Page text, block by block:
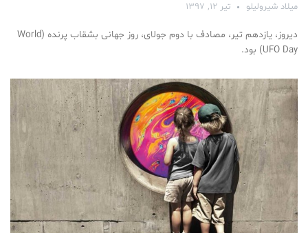
میلاد شیرولیلو تیر ۱۲, ۱۳۹۷
دیروز، یازدهم تیر، مصادف با دوم جولای، روز جهانی بشقاب پرنده (World
UFO Day) بود.